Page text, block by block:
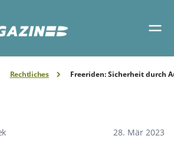
Rechtliches Freeriden: Sicherheit durch
28. Mär 2023